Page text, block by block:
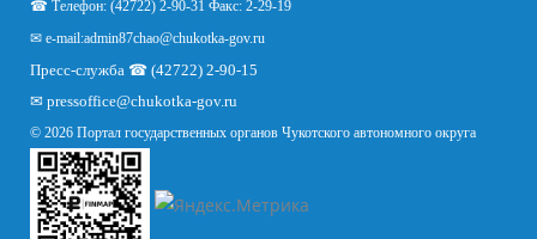
☎ Телефон: (42722) 2-90-31 Факс: 2-29-19
✉ e-mail:admin87chao@chukotka-gov.ru
Пресс-служба ☎ (42722) 2-90-15
✉ pressoffice@chukotka-gov.ru
© 2026 Портал государственных органов Чукотского автономного округа